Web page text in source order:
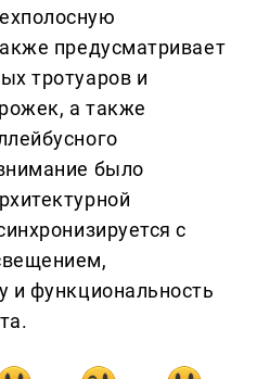
предусматривает
тротуаров и
а также
было
с
и функциональность